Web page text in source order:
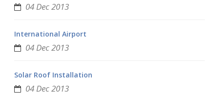
04 Dec 2013
International Airport
04 Dec 2013
Solar Roof Installation
04 Dec 2013